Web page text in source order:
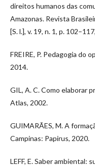
direitos humanos das
Amazonas. Revista
[S. l.], v. 19, n. 1, p.
FREIRE, P. Pedagogia do
2014.
GIL, A. C. Como elaborar
Atlas, 2002.
GUIMARÃES, M. A
Campinas: Papirus, 2020.
LEFF, E. Saber ambiental: